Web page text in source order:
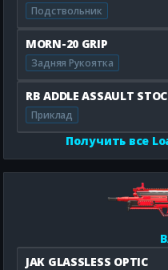
Подствольник
MORN-20 GRIP
Задняя Рукоятка
RB ADDLE ASSAULT
Приклад
Получить все
JAK GLASSLESS OPTIC